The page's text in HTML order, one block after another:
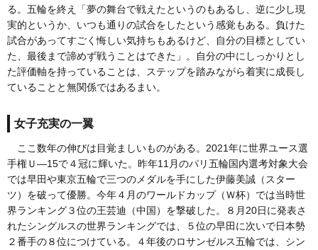
る。五輪を終え「夢の舞台で戦えたというのもあるし、逆に少し現
実的というか、いつも通りの試合をしたという感覚もある。負けた
試合があってすごく悔しい気持ちもあるけど、自分の目標としてい
た、最後まで諦めず戦うことはできた」。自分の中にしっかりとし
た評価軸を持っていることは、ステップを踏みながら着実に成長し
ていることと無関係ではあるまい。
女子充実の一翼
ここ数年の伸びは目覚ましいものがある。2021年に世界ユース選
手権Ｕ―15で４冠に輝いた。昨年11月のパリ五輪国内選考対象大会
では早田や東京五輪で三つのメダルを手にした伊藤美誠（スター
ツ）を破って優勝。今年４月のワールドカップ（Ｗ杯）では当時世
界ランキング３位の王芸迪（中国）を撃破した。８月20日に発表さ
れたシングルスの世界ランキングでは、５位の早田に次いで日本勢
２番手の８位につけている。４年後のロサンゼルス五輪では、シン